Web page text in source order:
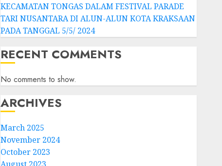
KECAMATAN TONGAS DALAM FESTIVAL PARADE
TARI NUSANTARA DI ALUN-ALUN KOTA KRAKSAAN
PADA TANGGAL 5/5/ 2024
RECENT COMMENTS
No comments to show.
ARCHIVES
March 2025
November 2024
October 2023